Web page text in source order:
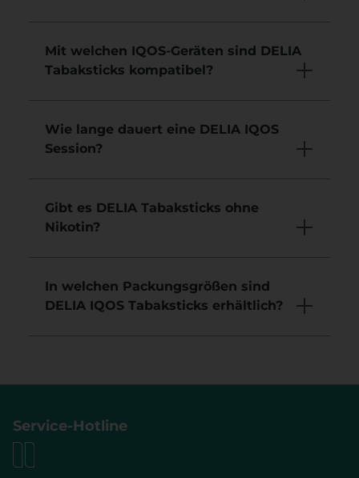
Mit welchen IQOS-Geräten sind DELIA
Tabaksticks kompatibel?
Wie lange dauert eine DELIA IQOS
Session?
Gibt es DELIA Tabaksticks ohne
Nikotin?
In welchen Packungsgrößen sind
DELIA IQOS Tabaksticks erhältlich?
Service-Hotline